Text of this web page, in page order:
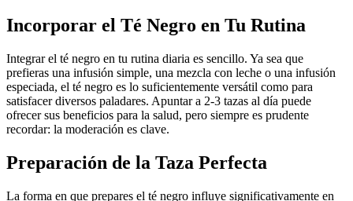
Incorporar el Té Negro en Tu Rutina
Integrar el té negro en tu rutina diaria es sencillo. Ya sea que
prefieras una infusión simple, una mezcla con leche o una infusión
especiada, el té negro es lo suficientemente versátil como para
satisfacer diversos paladares. Apuntar a 2-3 tazas al día puede
ofrecer sus beneficios para la salud, pero siempre es prudente
recordar: la moderación es clave.
Preparación de la Taza Perfecta
La forma en que prepares el té negro influye significativamente en